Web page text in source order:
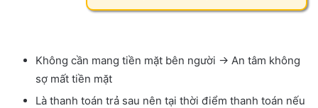
Không cần mang tiền mặt bên người → An tâm không
sợ mất tiền mặt
Là thanh toán trả sau nên tại thời điểm thanh toán nếu